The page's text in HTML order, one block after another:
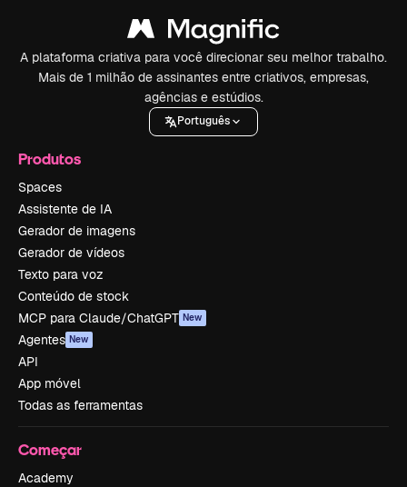
A plataforma criativa para você direcionar seu melhor trabalho.
Mais de 1 milhão de assinantes entre criativos, empresas,
agências e estúdios.
Português
Produtos
Spaces
Assistente de IA
Gerador de imagens
Gerador de vídeos
Texto para voz
Conteúdo de stock
MCP para Claude/ChatGPT New
Agentes New
API
App móvel
Todas as ferramentas
Começar
Academy